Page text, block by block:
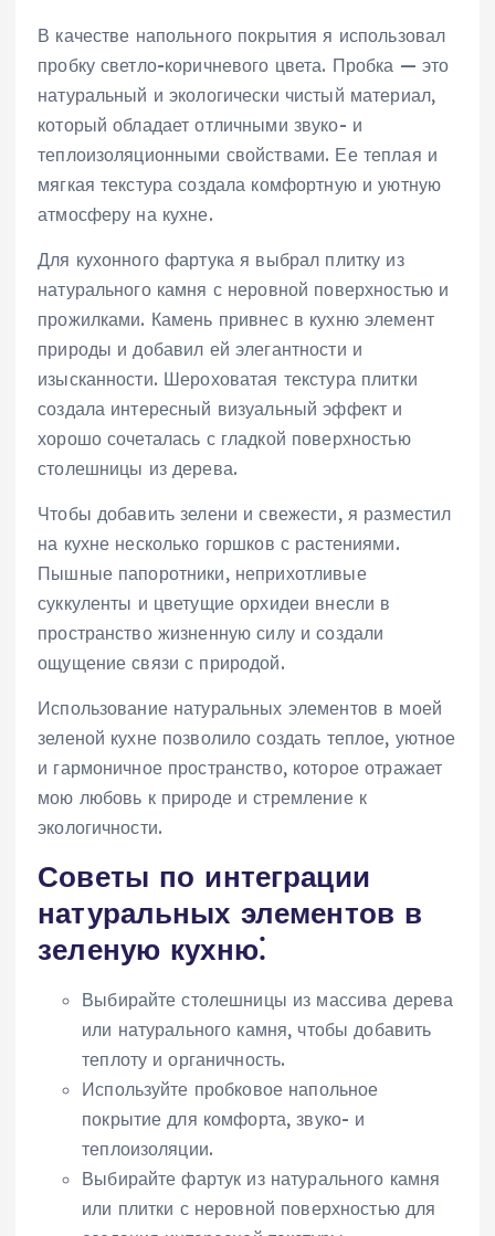
В качестве напольного покрытия я использовал
пробку светло-коричневого цвета. Пробка — это
натуральный и экологически чистый материал,
который обладает отличными звуко- и
теплоизоляционными свойствами. Ее теплая и
мягкая текстура создала комфортную и уютную
атмосферу на кухне.
Для кухонного фартука я выбрал плитку из
натурального камня с неровной поверхностью и
прожилками. Камень привнес в кухню элемент
природы и добавил ей элегантности и
изысканности. Шероховатая текстура плитки
создала интересный визуальный эффект и
хорошо сочеталась с гладкой поверхностью
столешницы из дерева.
Чтобы добавить зелени и свежести, я разместил
на кухне несколько горшков с растениями.
Пышные папоротники, неприхотливые
суккуленты и цветущие орхидеи внесли в
пространство жизненную силу и создали
ощущение связи с природой.
Использование натуральных элементов в моей
зеленой кухне позволило создать теплое, уютное
и гармоничное пространство, которое отражает
мою любовь к природе и стремление к
экологичности.
Советы по интеграции
натуральных элементов в
зеленую кухню⁚
Выбирайте столешницы из массива дерева
или натурального камня, чтобы добавить
теплоту и органичность.
Используйте пробковое напольное
покрытие для комфорта, звуко- и
теплоизоляции.
Выбирайте фартук из натурального камня
или плитки с неровной поверхностью для